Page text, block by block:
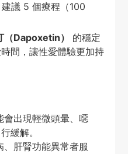
議 5 個療程（100
（Dapoxetin）
的穩定
間，讓性愛體驗更加持
出現輕微頭暈、噁
緩解。
肝腎功能異常者服